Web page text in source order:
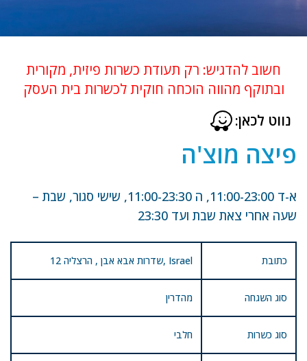
חשוב להדגיש: רק תעודת כשרות פיזית, מקורית
ובתוקף מהווה הוכחה חוקית לכשרות בית העסק
נווט לכאן:
פיצה מוצ'ה
א-ד 11:00-23:00, ה 11:00-23:30, שישי סגור, שבת –
שעה אחרי צאת שבת ועד 23:30
כתובת 12 שדרות אבא אבן , הרצליה, Israel
סוג השגחה מהדרין
סוג כשרות חלבי